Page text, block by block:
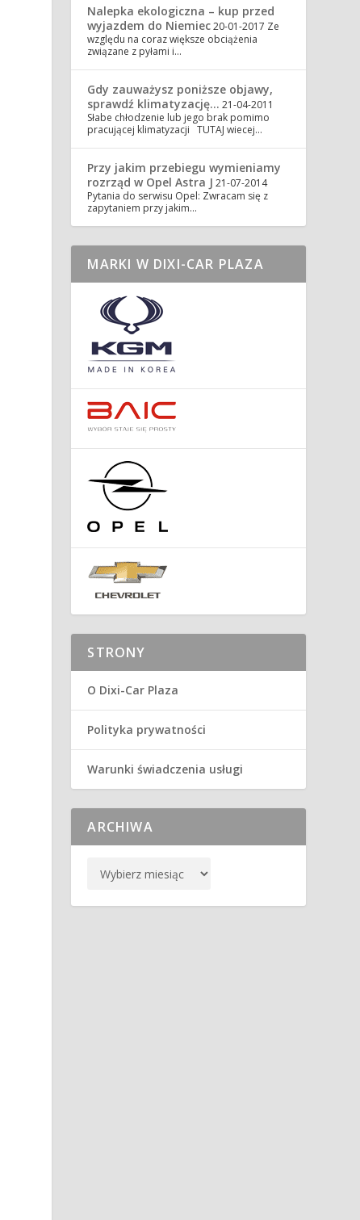
Nalepka ekologiczna – kup przed
wyjazdem do Niemiec20-01-2017 Ze
względu na coraz większe obciążenia
związane z pyłami i…
Gdy zauważysz poniższe objawy,
sprawdź klimatyzację… 21-04-2011
Słabe chłodzenie lub jego brak pomimo
pracującej klimatyzacji TUTAJ wiecej…
Przy jakim przebiegu wymieniamy
rozrząd w Opel Astra J 21-07-2014
Pytania do serwisu Opel: Zwracam się z
zapytaniem przy jakim…
MARKI W DIXI-CAR PLAZA
STRONY
O Dixi-Car Plaza
Polityka prywatności
Warunki świadczenia usługi
ARCHIWA